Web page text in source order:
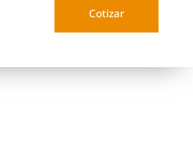
Cotizar